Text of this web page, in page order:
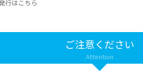
行はこちら
ご注意ください
Attention